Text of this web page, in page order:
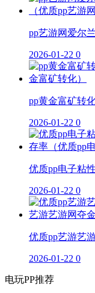
pp艺游网爱尔
2026-01-22 0
pp黄金富矿转
2026-01-22 0
优质pp电子粘
2026-01-22 0
优质pp艺游艺
2026-01-22 0
电玩PP推荐